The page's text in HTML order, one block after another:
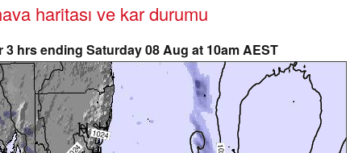
haritası ve kar durumu
3 hrs ending Saturday 08 Aug at 10am AEST